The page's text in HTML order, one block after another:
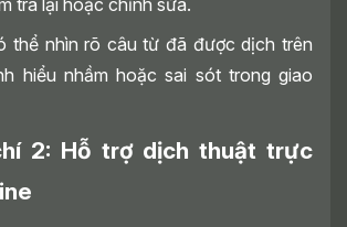
thể nhìn rõ câu từ đã được dịch trên
hiểu nhầm hoặc sai sót trong giao
2: Hỗ trợ dịch thuật trực